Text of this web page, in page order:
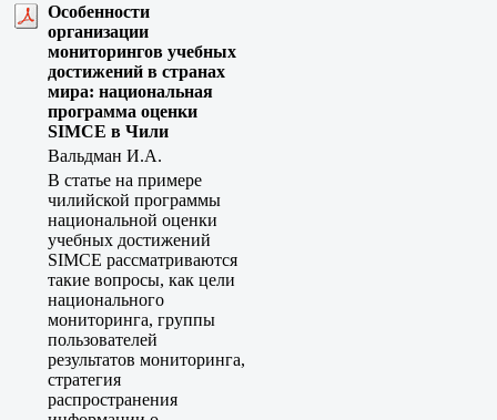
Особенности
организации
мониторингов учебных
достижений в странах
мира: национальная
программа оценки
SIMCE в Чили
Вальдман И.А.
В статье на примере
чилийской программы
национальной оценки
учебных достижений
SIMCE рассматриваются
такие вопросы, как цели
национального
мониторинга, группы
пользователей
результатов мониторинга,
стратегия
распространения